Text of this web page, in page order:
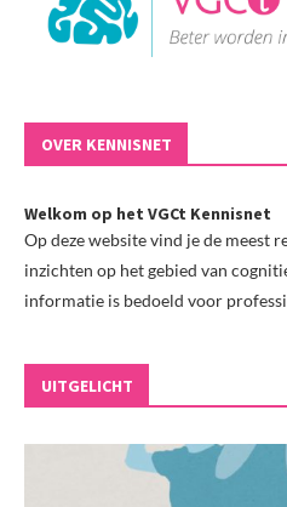
OVER KENNISNET
Welkom op het VGCt Kennisnet
Op deze website vind je de meest
inzichten op het gebied van
informatie is bedoeld voor
UITGELICHT